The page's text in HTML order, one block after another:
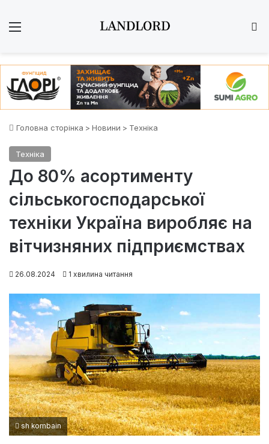
Головна сторінка > Новини > Техніка
Техніка
До 80% асортименту
сільськогосподарської
техніки Україна виробляє на
вітчизняних підприємствах
26.08.2024 1 хвилина читання
sh kombain